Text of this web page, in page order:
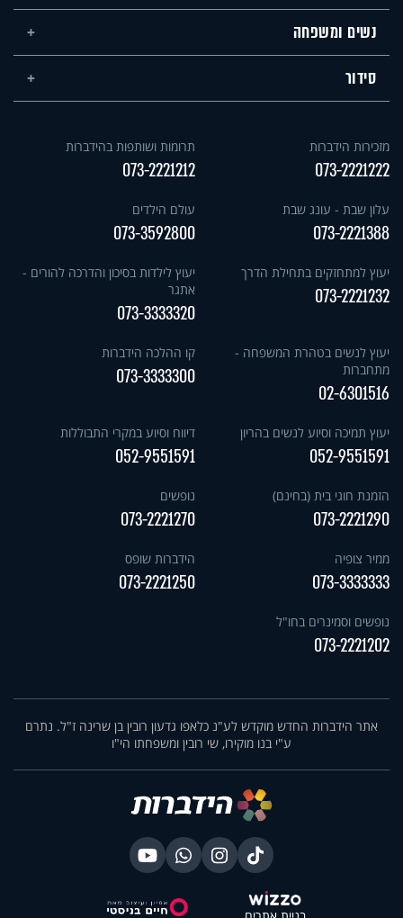
נשים ומשפחה
סידור
מזכירות הידברות
073-2221222
תרומות ושותפות בהידברות
073-2221212
עלון שבת - עונג שבת
073-2221388
עולם הילדים
073-3592800
יעוץ למתחזקים בתחילת הדרך
073-2221232
יעוץ לילדות בסיכון והדרכה להורים -
אתגר
073-3333320
יעוץ לנשים בטהרת המשפחה -
מתחברות
02-6301516
קו ההלכה הידברות
073-3333300
יעוץ תמיכה וסיוע לנשים בהריון
052-9551591
דיווח וסיוע במקרי התבוללות
052-9551591
הזמנת חוגי בית (בחינם)
073-2221290
נופשים
073-2221270
ממיר צופיה
073-3333333
הידברות שופס
073-2221250
נופשים וסמינרים בחו"ל
073-2221202
אתר הידברות החדש מוקדש לע"נ כלאפו גדעון רובין בן שרינה ז"ל. נתרם
ע"י בנו מוקירו, שי רובין ומשפחתו הי"ו